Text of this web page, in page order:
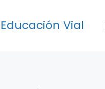
Educación Vial